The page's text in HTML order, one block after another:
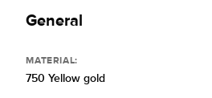
General
MATERIAL:
750 Yellow gold